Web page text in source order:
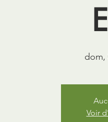
dom,
Voir